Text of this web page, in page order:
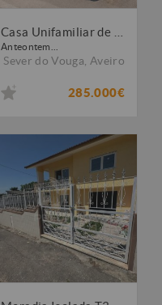
Anteontem...
Sever do Vouga Aveiro
285.000€